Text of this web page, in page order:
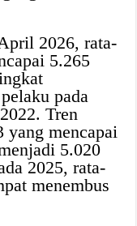
2026, rata-
5.265
pada
Tren
yang mencapai
5.020
2025, rata-
menembus